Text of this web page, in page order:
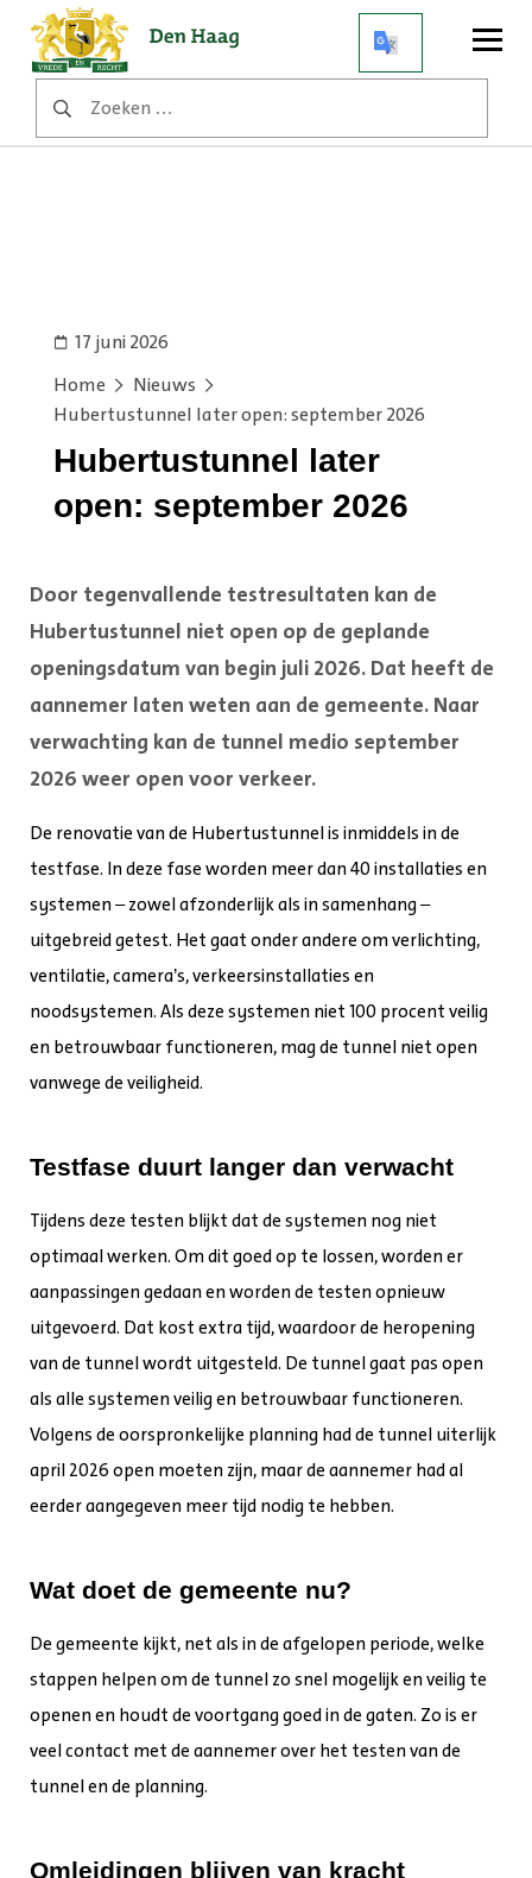
naar:
Open
Hubertustunnel later
open: september 2026
17 juni 2026
Home
Nieuws
Hubertustunnel later open: september 2026
Door tegenvallende testresultaten kan de
Hubertustunnel niet open op de geplande
openingsdatum van begin juli 2026. Dat heeft de
aannemer laten weten aan de gemeente. Naar
verwachting kan de tunnel medio september
2026 weer open voor verkeer.
De renovatie van de Hubertustunnel is inmiddels in de
testfase. In deze fase worden meer dan 40 installaties en
systemen – zowel afzonderlijk als in samenhang –
uitgebreid getest. Het gaat onder andere om verlichting,
ventilatie, camera’s, verkeersinstallaties en
noodsystemen. Als deze systemen niet 100 procent veilig
en betrouwbaar functioneren, mag de tunnel niet open
vanwege de veiligheid.
Testfase duurt langer dan verwacht
Tijdens deze testen blijkt dat de systemen nog niet
optimaal werken. Om dit goed op te lossen, worden er
aanpassingen gedaan en worden de testen opnieuw
uitgevoerd. Dat kost extra tijd, waardoor de heropening
van de tunnel wordt uitgesteld. De tunnel gaat pas open
als alle systemen veilig en betrouwbaar functioneren.
Volgens de oorspronkelijke planning had de tunnel uiterlijk
april 2026 open moeten zijn, maar de aannemer had al
eerder aangegeven meer tijd nodig te hebben.
Wat doet de gemeente nu?
De gemeente kijkt, net als in de afgelopen periode, welke
stappen helpen om de tunnel zo snel mogelijk en veilig te
openen en houdt de voortgang goed in de gaten. Zo is er
veel contact met de aannemer over het testen van de
tunnel en de planning.
Omleidingen blijven van kracht